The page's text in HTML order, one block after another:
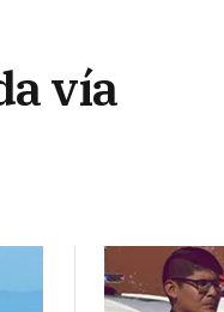
vía